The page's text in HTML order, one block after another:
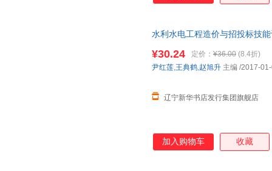
水利水电工程造价与招投标技
旭升 主编 第2版
¥30.24 定价： ¥36.00 (8.4折)
辽宁新华书店发行集团旗舰店
尹红莲,王典鹤,赵旭升 主编 /2017-
加入购物车 收藏